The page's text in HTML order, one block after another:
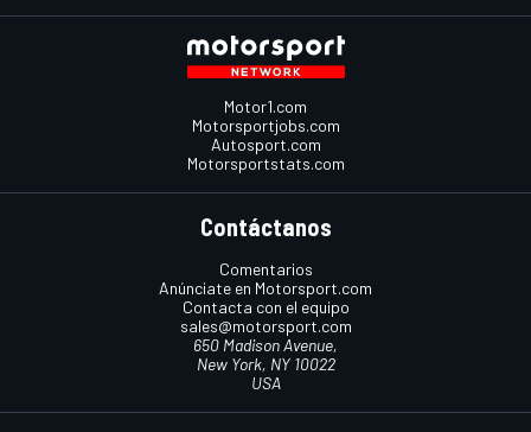
Motor1.com
Motorsportjobs.com
Autosport.com
Motorsportstats.com
Contáctanos
Comentarios
Anúnciate en Motorsport.com
Contacta con el equipo
sales@motorsport.com
650 Madison Avenue,
New York, NY 10022
USA